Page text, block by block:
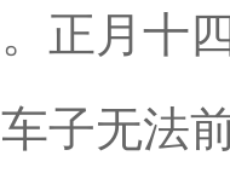
正月十
子无法